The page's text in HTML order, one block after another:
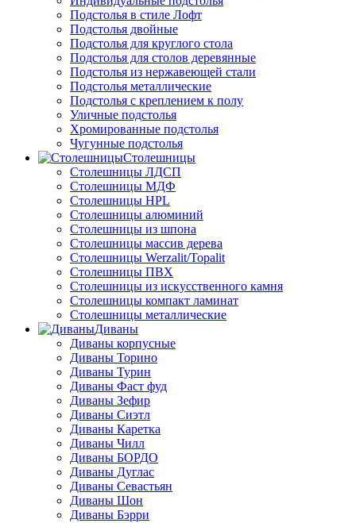
Подстолья в стиле Лофт
Подстолья двойные
Подстолья для круглого стола
Подстолья для столов деревянные
Подстолья из нержавеющей стали
Подстолья металлические
Подстолья с креплением к полу
Уличные подстолья
Хромированные подстолья
Чугунные подстолья
Столешницы
Столешницы ЛДСП
Столешницы МДФ
Столешницы HPL
Столешницы алюминий
Столешницы из шпона
Столешницы массив дерева
Столешницы Werzalit/Topalit
Столешницы ПВХ
Столешницы из искусственного камня
Столешницы компакт ламинат
Столешницы металлические
Диваны
Диваны корпусные
Диваны Торино
Диваны Турин
Диваны Фаст фуд
Диваны Зефир
Диваны Сиэтл
Диваны Каретка
Диваны Чилл
Диваны БОРДО
Диваны Дуглас
Диваны Севастьян
Диваны Шон
Диваны Бэрри